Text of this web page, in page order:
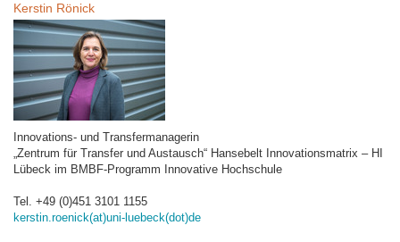
Kerstin Rönick
Innovations- und Transfermanagerin
„Zentrum für Transfer und Austausch“ Hansebelt Innovationsmatrix – HI
Lübeck im BMBF-Programm Innovative Hochschule
Tel. +49 (0)451 3101 1155
kerstin.roenick(at)uni-luebeck(dot)de